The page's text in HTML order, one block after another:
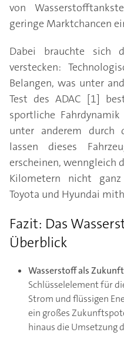
von
geringe Marktchancen
Dabei brauchte sich
verstecken:
Belangen, was unter
Test des ADAC [1]
sportliche
unter anderem durch
lassen dieses
erscheinen, wenngleich
Kilometern nicht
Toyota und Hyundai
Fazit: Das
Überblick
Wasserstoff als
Schlüsselelement für
Strom und flüssigen
ein großes
hinaus die Umsetzung